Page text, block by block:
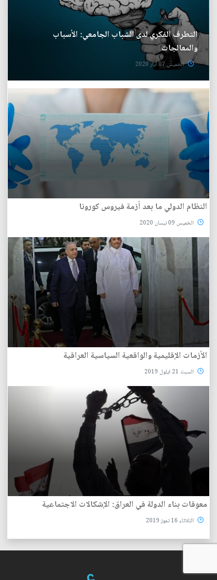
التطرف الفكري لدى الشباب الجامعي: الأسباب
والمعالجات
الخميس 07 آيار 2020
النظام الدولي ما بعد أزمة فيروس كورونا
الخميس 09 نيسان 2020
الأزمات الإقليمية والواقعية السياسية العراقية
السبت 21 ايلول 2019
معوقات بناء الدولة في العراق: الإشكالات الاجتماعية
الثلاثاء 16 تموز 2019